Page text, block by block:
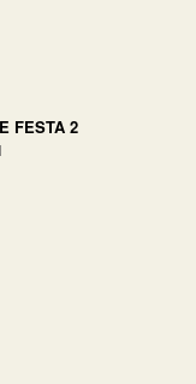
FESTA 2